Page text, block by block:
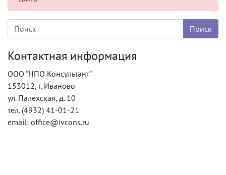
Контактная информация
ООО "НПО Консультант"
153012, г. Иваново
ул. Палехская, д. 10
тел. (4932) 41-01-21
email: office@ivcons.ru